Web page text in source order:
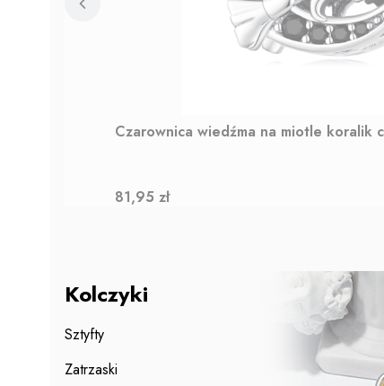
Czarownica wiedźma na miotle koralik
Cena
81,95 zł
Kolczyki
Sztyfty
Zatrzaski